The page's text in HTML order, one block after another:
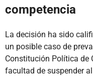
competencia
La decisión ha sido
un posible caso de
Constitución Política de
facultad de suspender